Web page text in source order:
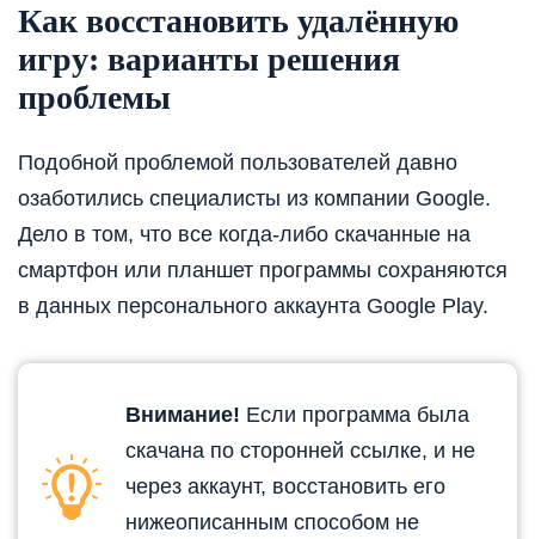
Как восстановить удалённую
игру: варианты решения
проблемы
Подобной проблемой пользователей давно
озаботились специалисты из компании Google.
Дело в том, что все когда-либо скачанные на
смартфон или планшет программы сохраняются
в данных персонального аккаунта Google Play.
Внимание! Если программа была
скачана по сторонней ссылке, и не
через аккаунт, восстановить его
нижеописанным способом не